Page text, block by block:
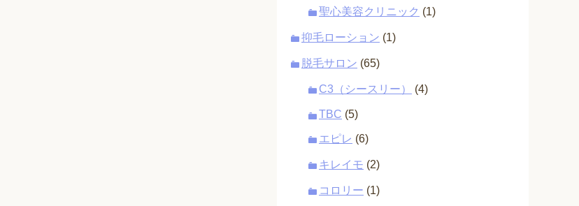
聖心美容クリニック (1)
抑毛ローション (1)
脱毛サロン (65)
C3（シースリー） (4)
TBC (5)
エピレ (6)
キレイモ (2)
コロリー (1)